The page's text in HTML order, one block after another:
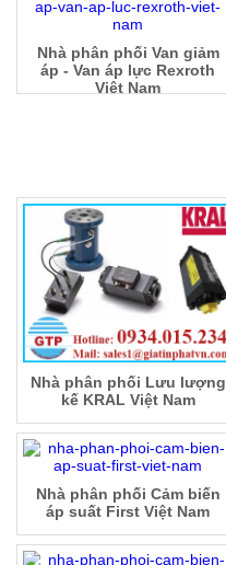
Nhà phân phối Van giảm
áp - Van áp lực Rexroth
Việt Nam
Nhà phân phối Lưu lượng
kế KRAL Việt Nam
Nhà phân phối Cảm biến
áp suất First Việt Nam